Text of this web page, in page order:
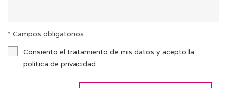
* Campos obligatorios
Consiento el tratamiento de mis datos y acepto la
política de privacidad